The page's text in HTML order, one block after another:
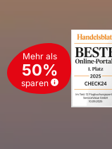
Mehr als
50%
sparen